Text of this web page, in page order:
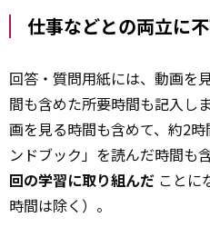
仕事などとの両立に
回答・質問用紙には、動画を
間も含めた所要時間も記入し
画を見る時間も含めて、約2
ンドブック」を読んだ時間も
回の学習に取り組んだ ことに
時間は除く）。